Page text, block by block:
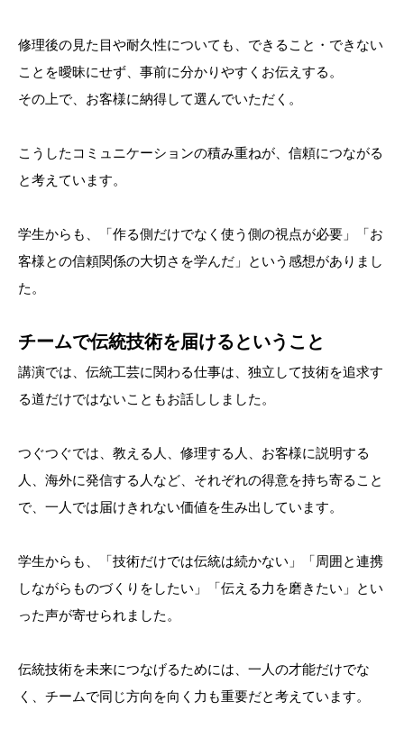
修理後の見た目や耐久性についても、できること・できない
ことを曖昧にせず、事前に分かりやすくお伝えする。
その上で、お客様に納得して選んでいただく。
こうしたコミュニケーションの積み重ねが、信頼につながる
と考えています。
学生からも、「作る側だけでなく使う側の視点が必要」「お
客様との信頼関係の大切さを学んだ」という感想がありまし
た。
チームで伝統技術を届けるということ
講演では、伝統工芸に関わる仕事は、独立して技術を追求す
る道だけではないこともお話ししました。
つぐつぐでは、教える人、修理する人、お客様に説明する
人、海外に発信する人など、それぞれの得意を持ち寄ること
で、一人では届けきれない価値を生み出しています。
学生からも、「技術だけでは伝統は続かない」「周囲と連携
しながらものづくりをしたい」「伝える力を磨きたい」とい
った声が寄せられました。
伝統技術を未来につなげるためには、一人の才能だけでな
く、チームで同じ方向を向く力も重要だと考えています。